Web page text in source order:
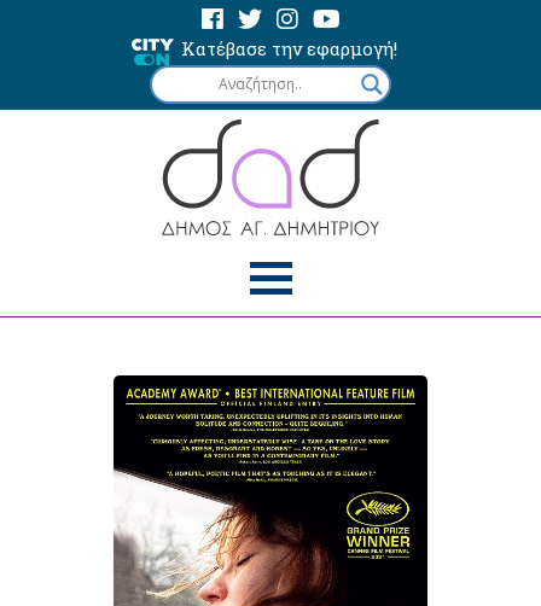
Κατέβασε την εφαρμογή!